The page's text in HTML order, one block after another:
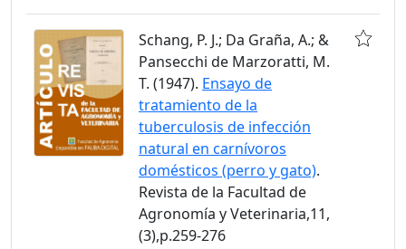
Schang, P. J.; Da Graña, A.; &
Pansecchi de Marzoratti, M.
T. (1947). Ensayo de
tratamiento de la
tuberculosis de infección
natural en carnívoros
domésticos (perro y gato).
Revista de la Facultad de
Agronomía y Veterinaria,11,
(3),p.259-276